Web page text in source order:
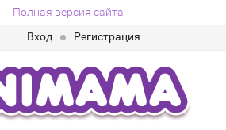
Полная версия сайта
Вход
Регистрация